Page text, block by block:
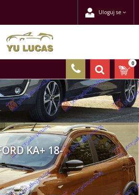
Uloguj se
0
KA+ 18-